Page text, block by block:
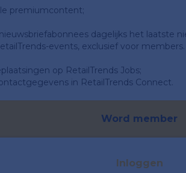
premiumcontent;
nieuwsbriefabonnees dagelijks het laatste
events, exclusief voor members.
op RetailTrends Jobs;
in RetailTrends Connect.
Word member
Inloggen